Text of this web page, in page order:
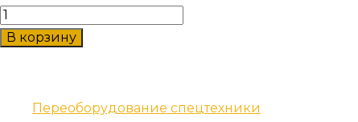
В корзину
Переоборудование спецтехники